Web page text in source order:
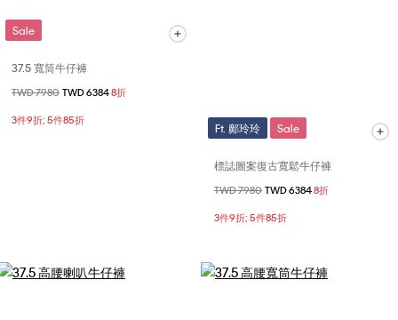
Sale
37.5 寬筒牛仔褲
價格扣減從
TWD 7980 至
TWD 63848折
3件9折; 5件85折
Ft. 鄺玲玲 Sale
標誌圖案復古寬鬆牛仔褲
價格扣減從
TWD 7980 至
TWD 63848折
3件9折; 5件85折